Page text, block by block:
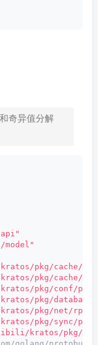
奇异值分解
pkg/cache/
pkg/cache/
pkg/conf/
pkg/
pkg/net/rpc/
pkg/sync/
kratos/pkg/